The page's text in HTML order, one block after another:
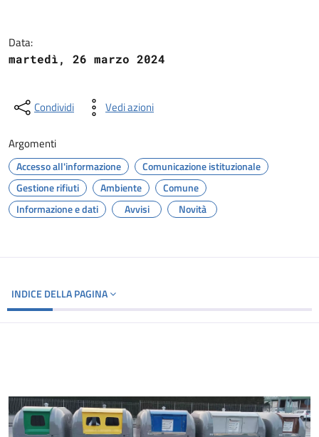
Data:
martedì, 26 marzo 2024
Condividi Vedi azioni
Argomenti
Accesso all'informazione
Comunicazione istituzionale
Gestione rifiuti
Ambiente
Comune
Informazione e dati
Avvisi Novità
INDICE DELLA PAGINA